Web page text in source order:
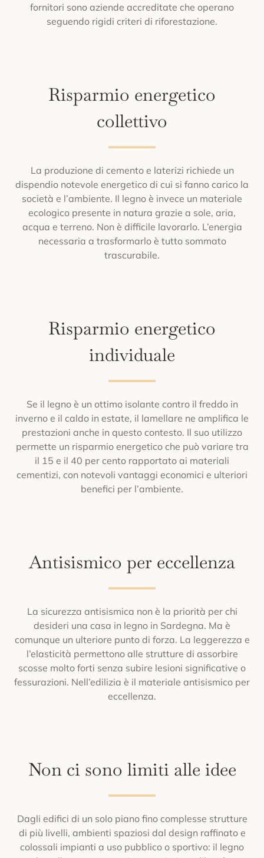
fornitori sono aziende accreditate che operano
seguendo rigidi criteri di riforestazione.
Risparmio energetico
collettivo
La produzione di cemento e laterizi richiede un
dispendio notevole energetico di cui si fanno carico la
società e l’ambiente. Il legno è invece un materiale
ecologico presente in natura grazie a sole, aria,
acqua e terreno. Non è difficile lavorarlo. L’energia
necessaria a trasformarlo è tutto sommato
trascurabile.
Risparmio energetico
individuale
Se il legno è un ottimo isolante contro il freddo in
inverno e il caldo in estate, il lamellare ne amplifica le
prestazioni anche in questo contesto. Il suo utilizzo
permette un risparmio energetico che può variare tra
il 15 e il 40 per cento rapportato ai materiali
cementizi, con notevoli vantaggi economici e ulteriori
benefici per l’ambiente.
Antisismico per eccellenza
La sicurezza antisismica non è la priorità per chi
desideri una casa in legno in Sardegna. Ma è
comunque un ulteriore punto di forza. La leggerezza e
l’elasticità permettono alle strutture di assorbire
scosse molto forti senza subire lesioni significative o
fessurazioni. Nell’edilizia è il materiale antisismico per
eccellenza.
Non ci sono limiti alle idee
Dagli edifici di un solo piano fino complesse strutture
di più livelli, ambienti spaziosi dal design raffinato e
colossali impianti a uso pubblico o sportivo: il legno